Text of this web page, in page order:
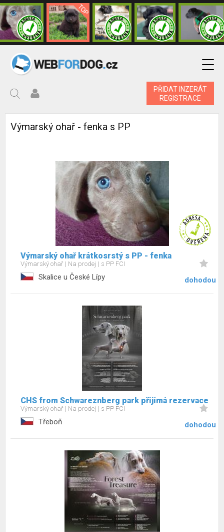
PŘIDAT INZERÁT
REGISTRACE
Výmarský ohař - fenka s PP
Výmarský ohař krátkosrstý s PP - fenka
Výmarský ohař Na prodej s PP FCI
Skalice u České Lípy dohodou
CHS from Schwareznberg park přijímá rezervace
Výmarský ohař Na prodej s PP FCI
Třeboň dohodou